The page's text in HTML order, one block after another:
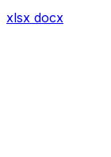
xlsx docx